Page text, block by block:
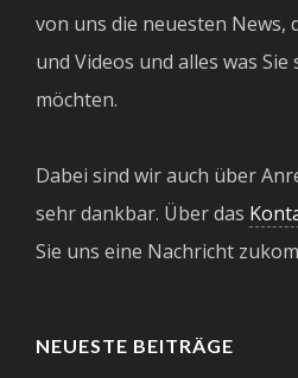
von uns die neuesten News,
und Videos und alles was
möchten.
Dabei sind wir auch über
sehr dankbar. Über das
Sie uns eine Nachricht
NEUESTE BEITRÄGE